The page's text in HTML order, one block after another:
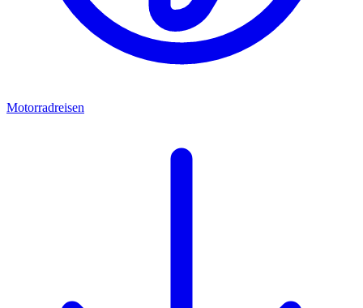
Motorradreisen